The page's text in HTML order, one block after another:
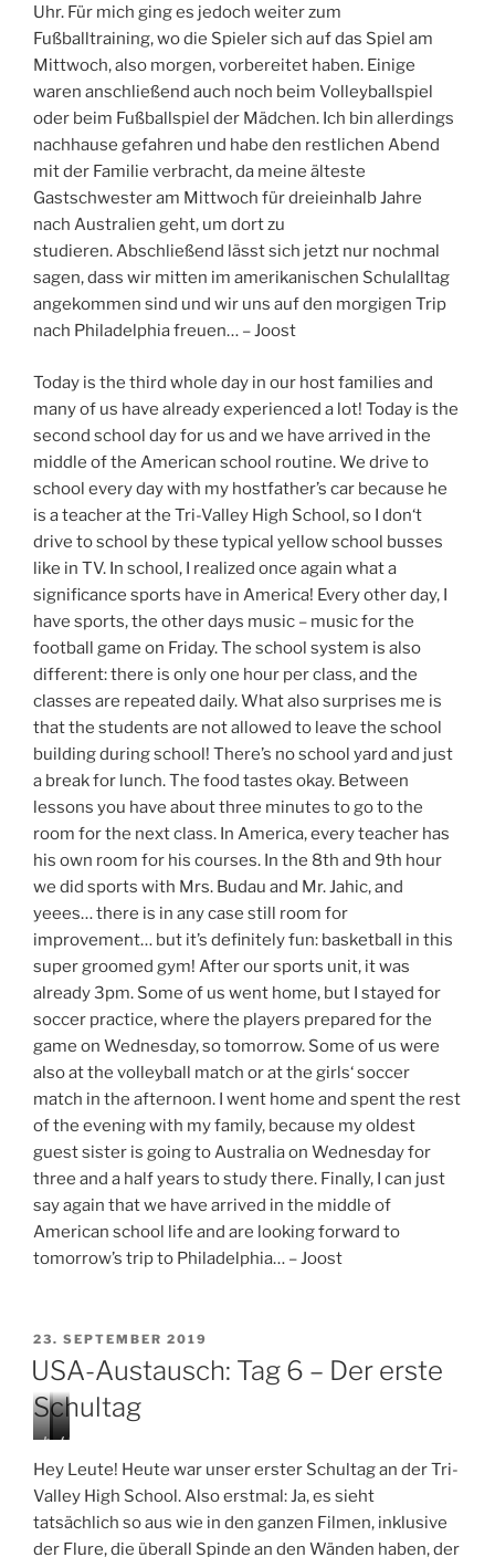
Uhr. Für mich ging es jedoch weiter zum
Fußballtraining, wo die Spieler sich auf das Spiel am
Mittwoch, also morgen, vorbereitet haben. Einige
waren anschließend auch noch beim Volleyballspiel
oder beim Fußballspiel der Mädchen. Ich bin allerdings
nachhause gefahren und habe den restlichen Abend
mit der Familie verbracht, da meine älteste
Gastschwester am Mittwoch für dreieinhalb Jahre
nach Australien geht, um dort zu
studieren. Abschließend lässt sich jetzt nur nochmal
sagen, dass wir mitten im amerikanischen Schulalltag
angekommen sind und wir uns auf den morgigen Trip
nach Philadelphia freuen… – Joost
Today is the third whole day in our host families and
many of us have already experienced a lot! Today is the
second school day for us and we have arrived in the
middle of the American school routine. We drive to
school every day with my hostfather’s car because he
is a teacher at the Tri-Valley High School, so I don‘t
drive to school by these typical yellow school busses
like in TV. In school, I realized once again what a
significance sports have in America! Every other day, I
have sports, the other days music – music for the
football game on Friday. The school system is also
different: there is only one hour per class, and the
classes are repeated daily. What also surprises me is
that the students are not allowed to leave the school
building during school! There’s no school yard and just
a break for lunch. The food tastes okay. Between
lessons you have about three minutes to go to the
room for the next class. In America, every teacher has
his own room for his courses. In the 8th and 9th hour
we did sports with Mrs. Budau and Mr. Jahic, and
yeees… there is in any case still room for
improvement… but it’s definitely fun: basketball in this
super groomed gym! After our sports unit, it was
already 3pm. Some of us went home, but I stayed for
soccer practice, where the players prepared for the
game on Wednesday, so tomorrow. Some of us were
also at the volleyball match or at the girls‘ soccer
match in the afternoon. I went home and spent the rest
of the evening with my family, because my oldest
guest sister is going to Australia on Wednesday for
three and a half years to study there. Finally, I can just
say again that we have arrived in the middle of
American school life and are looking forward to
tomorrow’s trip to Philadelphia… – Joost
VERÖFFENTLICHT
AM
23. SEPTEMBER 2019
USA-Austausch: Tag 6 – Der erste
Schultag
h
o
m
e
o
f
M
d
g
a
(
T
y
t
o
Hey Leute! Heute war unser erster Schultag an der Tri-
Valley High School. Also erstmal: Ja, es sieht
tatsächlich so aus wie in den ganzen Filmen, inklusive
der Flure, die überall Spinde an den Wänden haben, der